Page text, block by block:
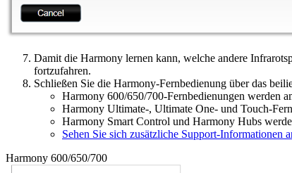
Damit die Harmony lernen kann, welche andere
fortzufahren.
Schließen Sie die Harmony-Fernbedienung über das
Harmony 600/650/700-Fernbedienungen werden
Harmony Ultimate-, Ultimate One- und Touch-
Harmony Smart Control und Harmony Hubs
Sehen Sie sich zusätzliche Support-
Harmony 600/650/700